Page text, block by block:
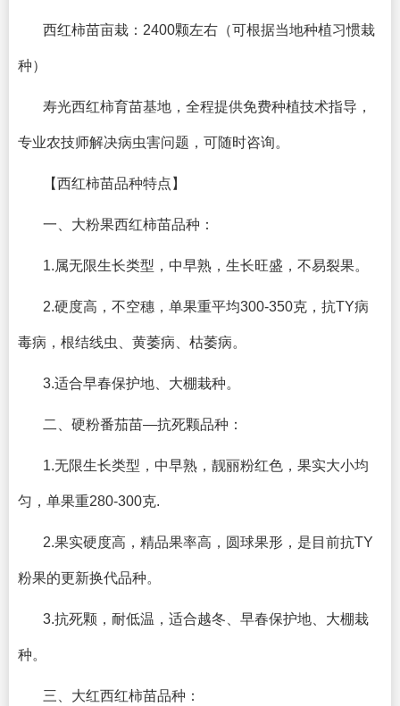
西红柿苗亩栽：2400颗左右（可根据当地种植习惯栽
种）
寿光西红柿育苗基地，全程提供免费种植技术指导，
专业农技师解决病虫害问题，可随时咨询。
【西红柿苗品种特点】
一、大粉果西红柿苗品种：
1.属无限生长类型，中早熟，生长旺盛，不易裂果。
2.硬度高，不空穗，单果重平均300-350克，抗TY病
毒病，根结线虫、黄萎病、枯萎病。
3.适合早春保护地、大棚栽种。
二、硬粉番茄苗—抗死颗品种：
1.无限生长类型，中早熟，靓丽粉红色，果实大小均
匀，单果重280-300克.
2.果实硬度高，精品果率高，圆球果形，是目前抗TY
粉果的更新换代品种。
3.抗死颗，耐低温，适合越冬、早春保护地、大棚栽
种。
三、大红西红柿苗品种：